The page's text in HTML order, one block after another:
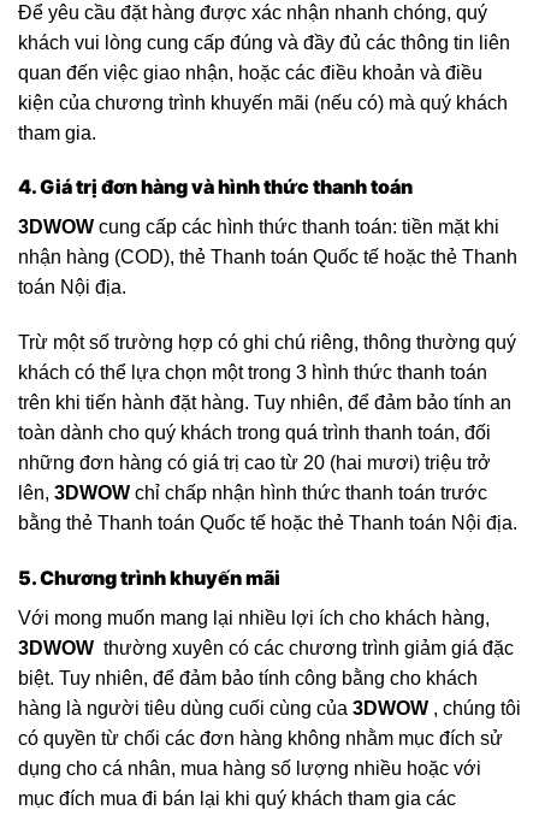
Để yêu cầu đặt hàng được xác nhận nhanh chóng, quý
khách vui lòng cung cấp đúng và đầy đủ các thông tin liên
quan đến việc giao nhận, hoặc các điều khoản và điều
kiện của chương trình khuyến mãi (nếu có) mà quý khách
tham gia.
4. Giá trị đơn hàng và hình thức thanh toán
3DWOW cung cấp các hình thức thanh toán: tiền mặt khi
nhận hàng (COD), thẻ Thanh toán Quốc tế hoặc thẻ Thanh
toán Nội địa.
Trừ một số trường hợp có ghi chú riêng, thông thường quý
khách có thể lựa chọn một trong 3 hình thức thanh toán
trên khi tiến hành đặt hàng. Tuy nhiên, để đảm bảo tính an
toàn dành cho quý khách trong quá trình thanh toán, đối
những đơn hàng có giá trị cao từ 20 (hai mươi) triệu trở
lên, 3DWOW chỉ chấp nhận hình thức thanh toán trước
bằng thẻ Thanh toán Quốc tế hoặc thẻ Thanh toán Nội địa.
5. Chương trình khuyến mãi
Với mong muốn mang lại nhiều lợi ích cho khách hàng,
3DWOW thường xuyên có các chương trình giảm giá đặc
biệt. Tuy nhiên, để đảm bảo tính công bằng cho khách
hàng là người tiêu dùng cuối cùng của 3DWOW , chúng tôi
có quyền từ chối các đơn hàng không nhằm mục đích sử
dụng cho cá nhân, mua hàng số lượng nhiều hoặc với
mục đích mua đi bán lại khi quý khách tham gia các